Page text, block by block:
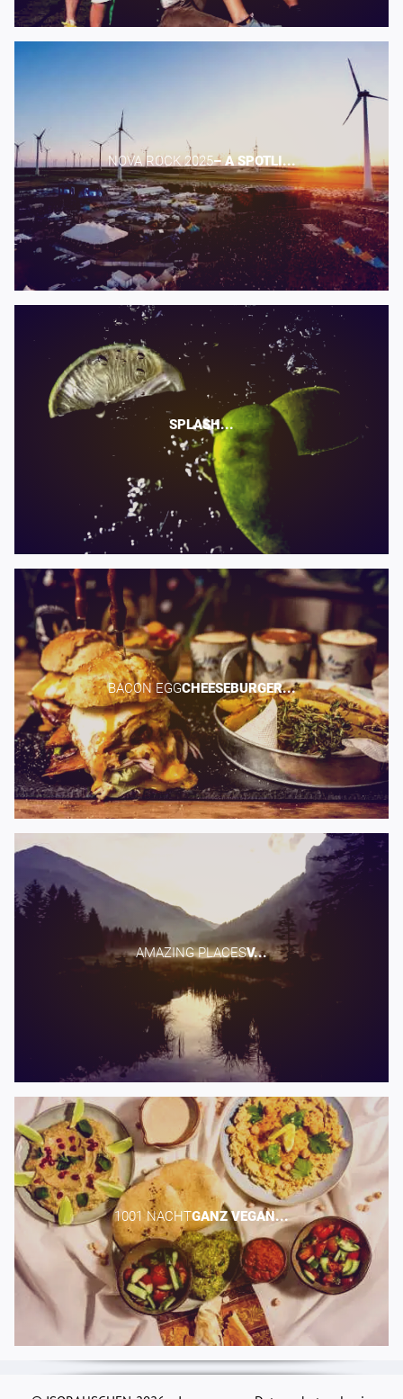
NOVA ROCK 2025​– A SPOTLI...
SPLASH...
BACON EGG​CHEESEBURGER...
AMAZING PLACES​V...
1001 NACHT​GANZ VEGAN...